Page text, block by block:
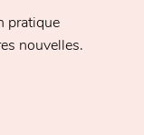
pratique
nouvelles.